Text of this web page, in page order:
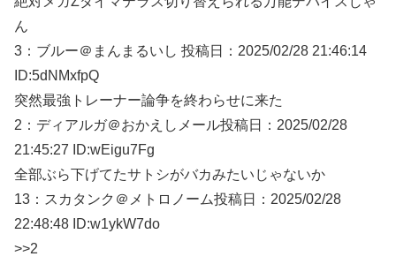
ん
3： ブルー＠まんまるいし 投稿日：2025/02/28 21:46:14
ID:5dNMxfpQ
突然最強トレーナー論争を終わらせに来た
2： ディアルガ＠おかえしメール投稿日：2025/02/28
21:45:27 ID:wEigu7Fg
全部ぶら下げてたサトシがバカみたいじゃないか
13： スカタンク＠メトロノーム投稿日：2025/02/28
22:48:48 ID:w1ykW7do
>>2